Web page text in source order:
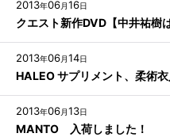
2013年06月16日
クエスト新作DVD【中井祐樹
2013年06月14日
HALEO サプリメント、柔術衣
2013年06月13日
MANTO 入荷しました！